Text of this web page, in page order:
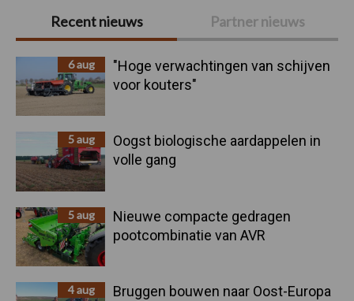
Primaire
Sidebar
Recent nieuws Partner nieuws
6 aug
"Hoge verwachtingen van schijven
voor kouters"
5 aug
Oogst biologische aardappelen in
volle gang
5 aug
Nieuwe compacte gedragen
pootcombinatie van AVR
4 aug Bruggen bouwen naar Oost-Europa